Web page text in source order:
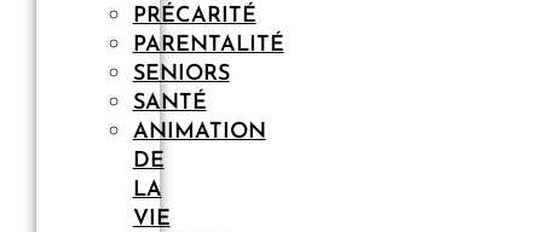
PRÉCARITÉ
PARENTALITÉ
SENIORS
SANTÉ
ANIMATION
DE
LA
VIE